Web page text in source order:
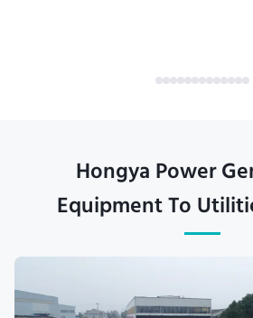
Hongya Power
Equipment To